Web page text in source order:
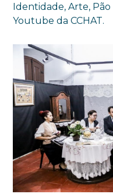
Identidade, Arte,
Youtube da CCHAT.